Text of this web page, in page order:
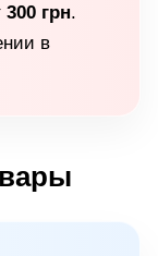
300 грн.
в